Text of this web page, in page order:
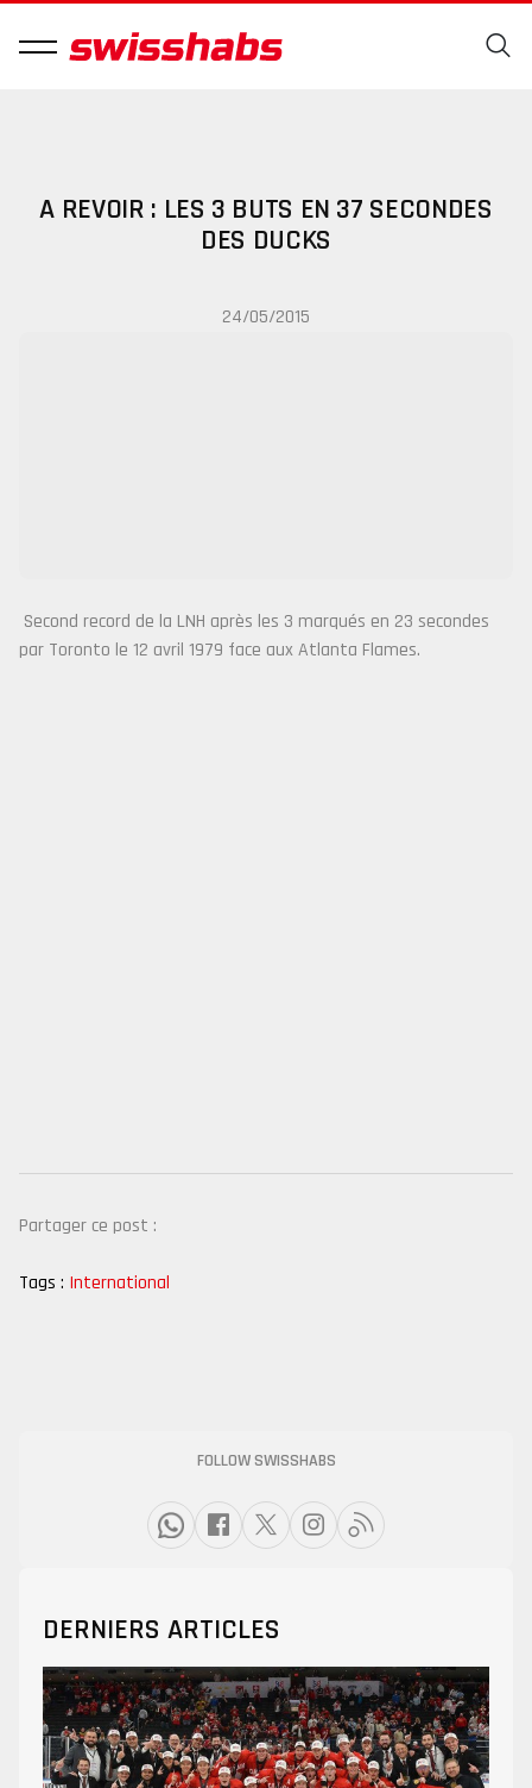
A REVOIR : LES 3 BUTS EN 37 SECONDES
DES DUCKS
24/05/2015
Second record de la LNH après les 3 marqués en 23 secondes
par Toronto le 12 avril 1979 face aux Atlanta Flames.
Partager ce post :
Tags : International
FOLLOW SWISSHABS
DERNIERS ARTICLES